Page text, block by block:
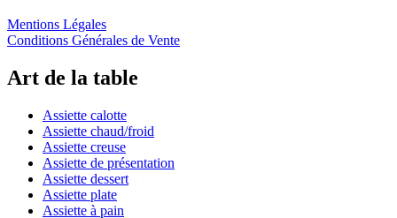
Mentions Légales
Conditions Générales de Vente
Art de la table
Assiette calotte
Assiette chaud/froid
Assiette creuse
Assiette de présentation
Assiette dessert
Assiette plate
Assiette à pain